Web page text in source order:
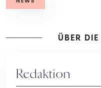
ÜBER
Redaktion